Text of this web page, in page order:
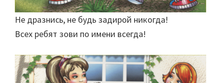
Не дразнись, не будь задирой никогда!
Всех ребят зови по имени всегда!